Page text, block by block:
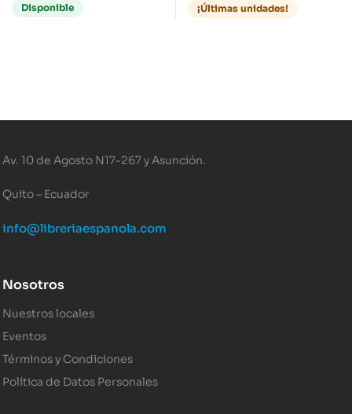
Disponible ¡Últimas unidades!
Av. 10 de Agosto N17-267 y Asunción.
Quito – Ecuador
info@libreriaespanola.com
Nosotros
Nuestros locales
Eventos
Términos y Condiciones
Política de Datos Personales